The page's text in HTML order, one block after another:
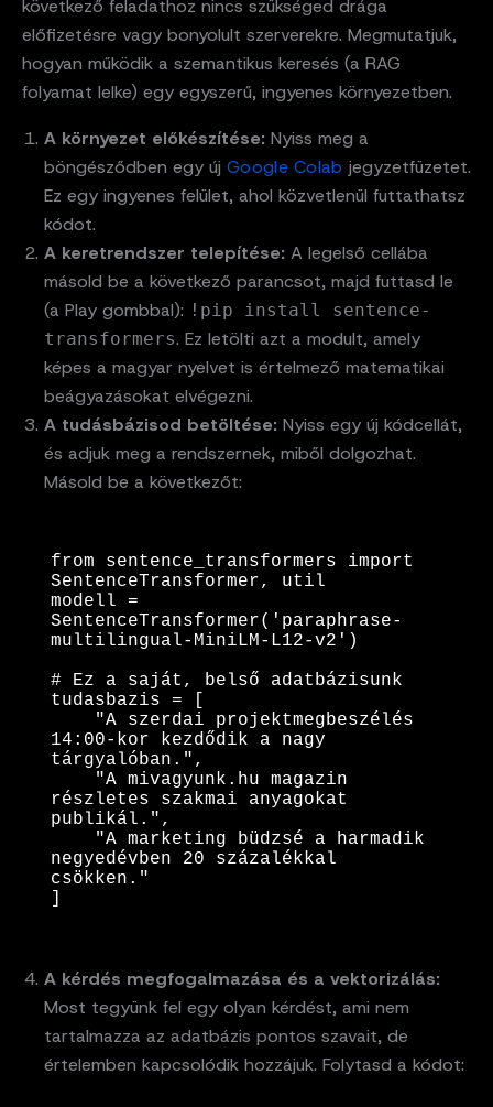
következő feladathoz nincs szükséged drága
előfizetésre vagy bonyolult szerverekre. Megmutatjuk,
hogyan működik a szemantikus keresés (a RAG
folyamat lelke) egy egyszerű, ingyenes környezetben.
A környezet előkészítése: Nyiss meg a
böngésződben egy új Google Colab jegyzetfüzetet.
Ez egy ingyenes felület, ahol közvetlenül futtathatsz
kódot.
A keretrendszer telepítése: A legelső cellába
másold be a következő parancsot, majd futtasd le
(a Play gombbal): !pip install sentence-
transformers. Ez letölti azt a modult, amely
képes a magyar nyelvet is értelmező matematikai
beágyazásokat elvégezni.
A tudásbázisod betöltése: Nyiss egy új kódcellát,
és adjuk meg a rendszernek, miből dolgozhat.
Másold be a következőt:
from sentence_transformers import
SentenceTransformer, util
modell =
SentenceTransformer('paraphrase-
multilingual-MiniLM-L12-v2')
# Ez a saját, belső adatbázisunk
tudasbazis = [
14:00-kor kezdődik a nagy
tárgyalóban.",
részletes szakmai anyagokat
publikál.",
negyedévben 20 százalékkal
csökken."
]
A kérdés megfogalmazása és a vektorizálás:
Most tegyünk fel egy olyan kérdést, ami nem
tartalmazza az adatbázis pontos szavait, de
értelemben kapcsolódik hozzájuk. Folytasd a kódot: